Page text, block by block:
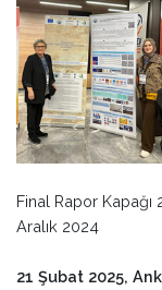
Final Rapor
Aralık 2024
21 Şubat 2025,